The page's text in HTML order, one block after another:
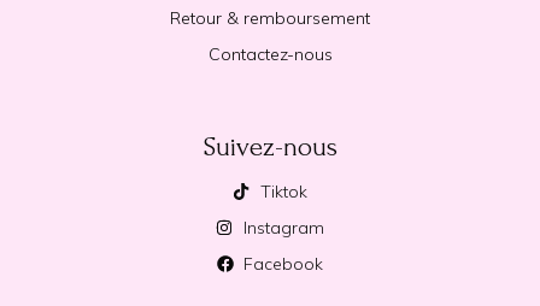
Retour & remboursement
Contactez-nous
Suivez-nous
Tiktok
Instagram
Facebook